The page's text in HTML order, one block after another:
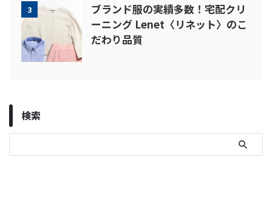
3
ブランド服の実績多数！宅配クリ
ーニング Lenet〈リネット〉のこ
だわり品質
検索